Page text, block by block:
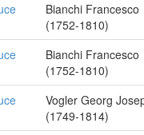
Bianchi Francesco
(1752-1810)
Bianchi Francesco
(1752-1810)
Vogler Georg
(1749-1814)